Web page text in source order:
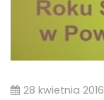
28 kwietnia 2016